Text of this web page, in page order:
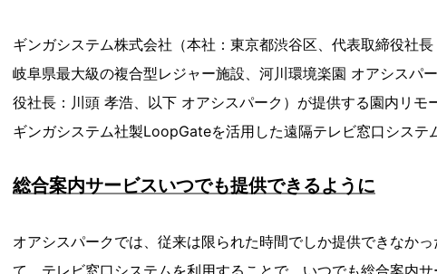
ギンガシステム株式会社（本社：東京都渋谷区、代表取締役社
岐阜県最大級の複合型レジャー施設、河川環境楽園 オアシスパ
役社長：川頭 孝浩、以下 オアシスパーク）が提供する園内リモ
ギンガシステム社製LoopGateを活用した遠隔テレビ窓口システ
総合案内サービスいつでも提供できるように
オアシスパークでは、従来は限られた時間でしか提供できなか
て、テレビ窓口システムを利用することで、いつでも総合案内